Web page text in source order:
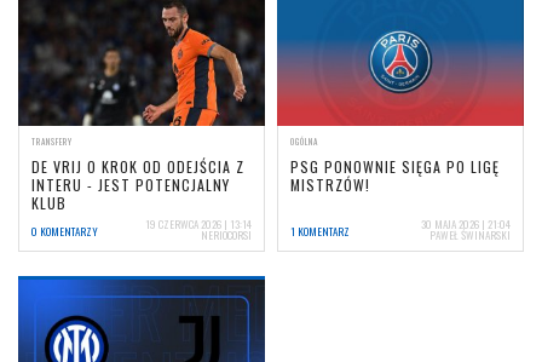
TRANSFERY
DE VRIJ O KROK OD ODEJŚCIA Z
INTERU - JEST POTENCJALNY
KLUB
0 KOMENTARZY 19 CZERWCA 2026 | 13:14
NERIOCORSI
OGÓLNA
PSG PONOWNIE SIĘGA PO LIGĘ
MISTRZÓW!
1 KOMENTARZ 30 MAJA 2026 | 21:04
PAWEŁ ŚWINARSKI